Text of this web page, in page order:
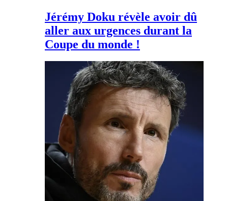
Jérémy Doku révèle avoir dû
aller aux urgences durant la
Coupe du monde !